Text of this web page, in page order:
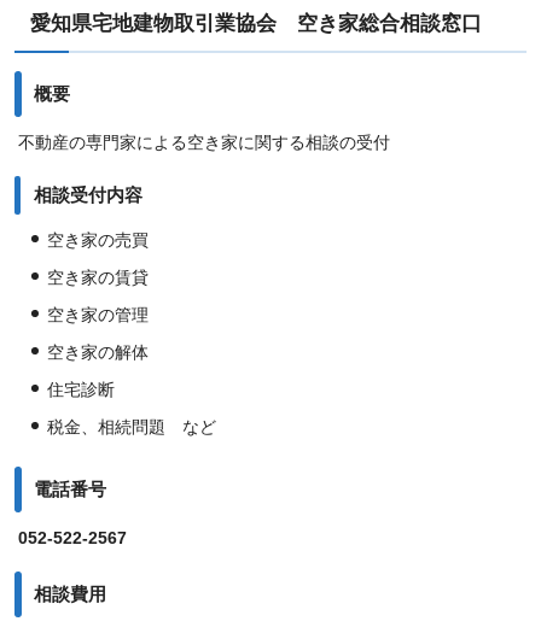
愛知県宅地建物取引業協会 空き家総合相談窓口
概要
不動産の専門家による空き家に関する相談の受付
相談受付内容
空き家の売買
空き家の賃貸
空き家の管理
空き家の解体
住宅診断
税金、相続問題 など
電話番号
052-522-2567
相談費用